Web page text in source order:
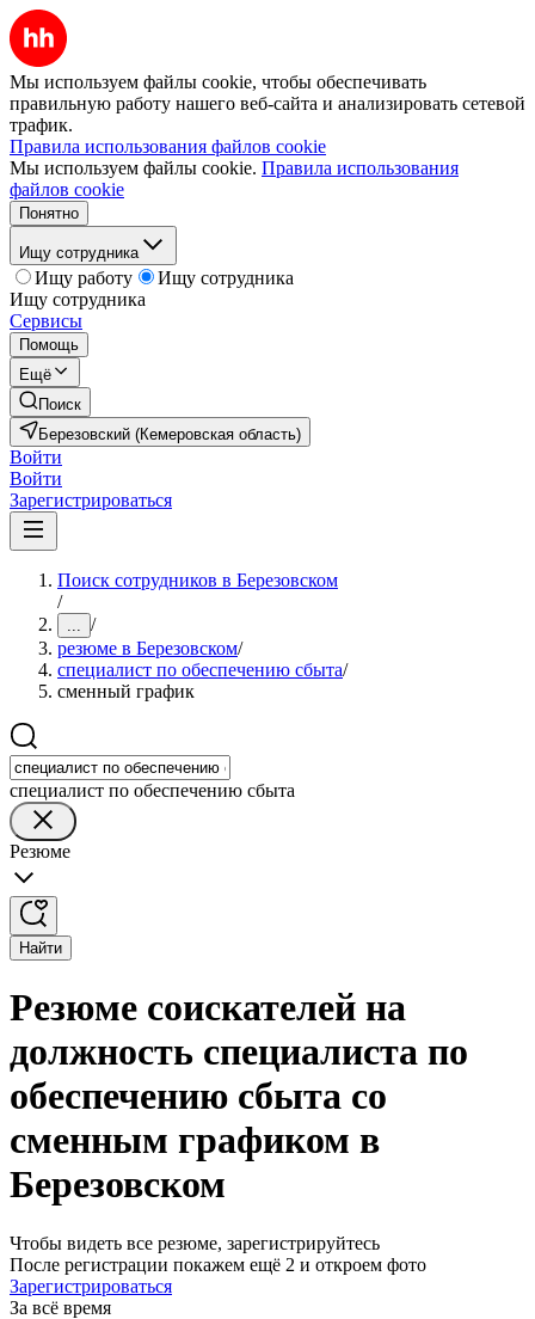
Мы используем файлы cookie, чтобы обеспечивать
правильную работу нашего веб-сайта и анализировать сетевой
трафик.
Правила использования файлов cookie
Мы используем файлы cookie. Правила использования
файлов cookie
Понятно
Ищу сотрудника
Ищу работу
Ищу сотрудника
Ищу сотрудника
Сервисы
Помощь
Ещё
Поиск
Березовский (Кемеровская область)
Войти
Войти
Зарегистрироваться
Поиск сотрудников в Березовском
/
... /
резюме в Березовском/
специалист по обеспечению сбыта/
сменный график
специалист по обеспечению сбыта
Резюме
Найти
Резюме соискателей на
должность специалиста по
обеспечению сбыта со
сменным графиком в
Березовском
Чтобы видеть все резюме, зарегистрируйтесь
После регистрации покажем ещё 2 и откроем фото
Зарегистрироваться
За всё время